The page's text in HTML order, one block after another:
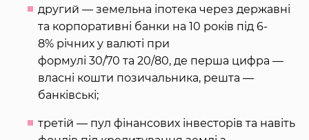
другий — земельна іпотека через державні
та корпоративні банки на 10 років під 6-
8% річних у валюті при
формулі 30/70 та 20/80, де перша цифра —
власні кошти позичальника, решта —
банківські;
третій — пул фінансових інвесторів та навіть